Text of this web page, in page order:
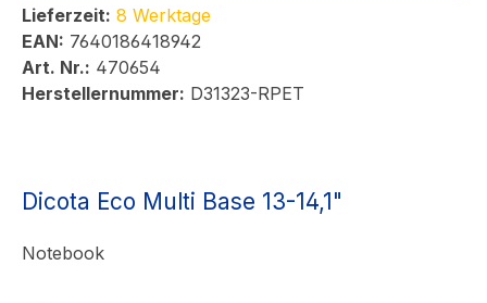
Lieferzeit: 8 Werktage
EAN: 7640186418942
Art. Nr.: 470654
Herstellernummer: D31323-RPET
Dicota Eco Multi Base 13-14,1"
Notebook